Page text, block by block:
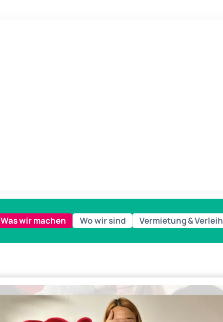
Was wir machen Wo wir sind Vermietung & Verleih